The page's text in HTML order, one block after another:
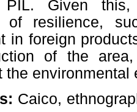
PIL. Given
of resilience,
in foreign
of the
the environmental
Caico,